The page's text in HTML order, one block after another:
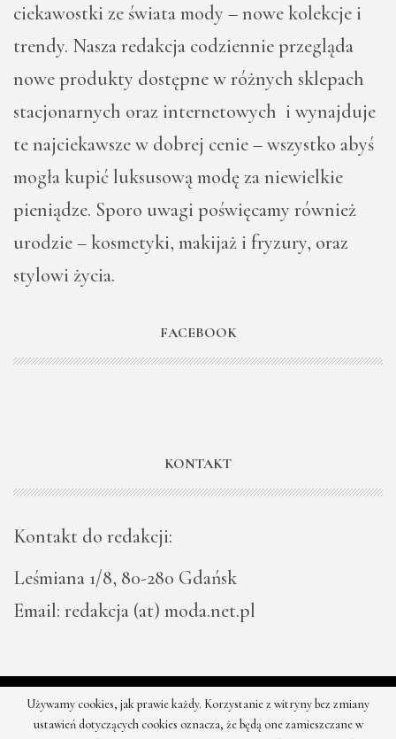
ciekawostki ze świata mody – nowe kolekcje i
trendy. Nasza redakcja codziennie przegląda
nowe produkty dostępne w różnych sklepach
stacjonarnych oraz internetowych i wynajduje
te najciekawsze w dobrej cenie – wszystko abyś
mogła kupić luksusową modę za niewielkie
pieniądze. Sporo uwagi poświęcamy również
urodzie – kosmetyki, makijaż i fryzury, oraz
stylowi życia.
FACEBOOK
KONTAKT
Kontakt do redakcji:
Leśmiana 1/8, 80-280 Gdańsk
Email: redakcja (at) moda.net.pl
© 2026 - Moda - najnowsze kolekcje, najtańsze sklepy. Wszystkie
Używamy cookies, jak prawie każdy. Korzystanie z witryny bez zmiany
ustawień dotyczących cookies oznacza, że będą one zamieszczane w